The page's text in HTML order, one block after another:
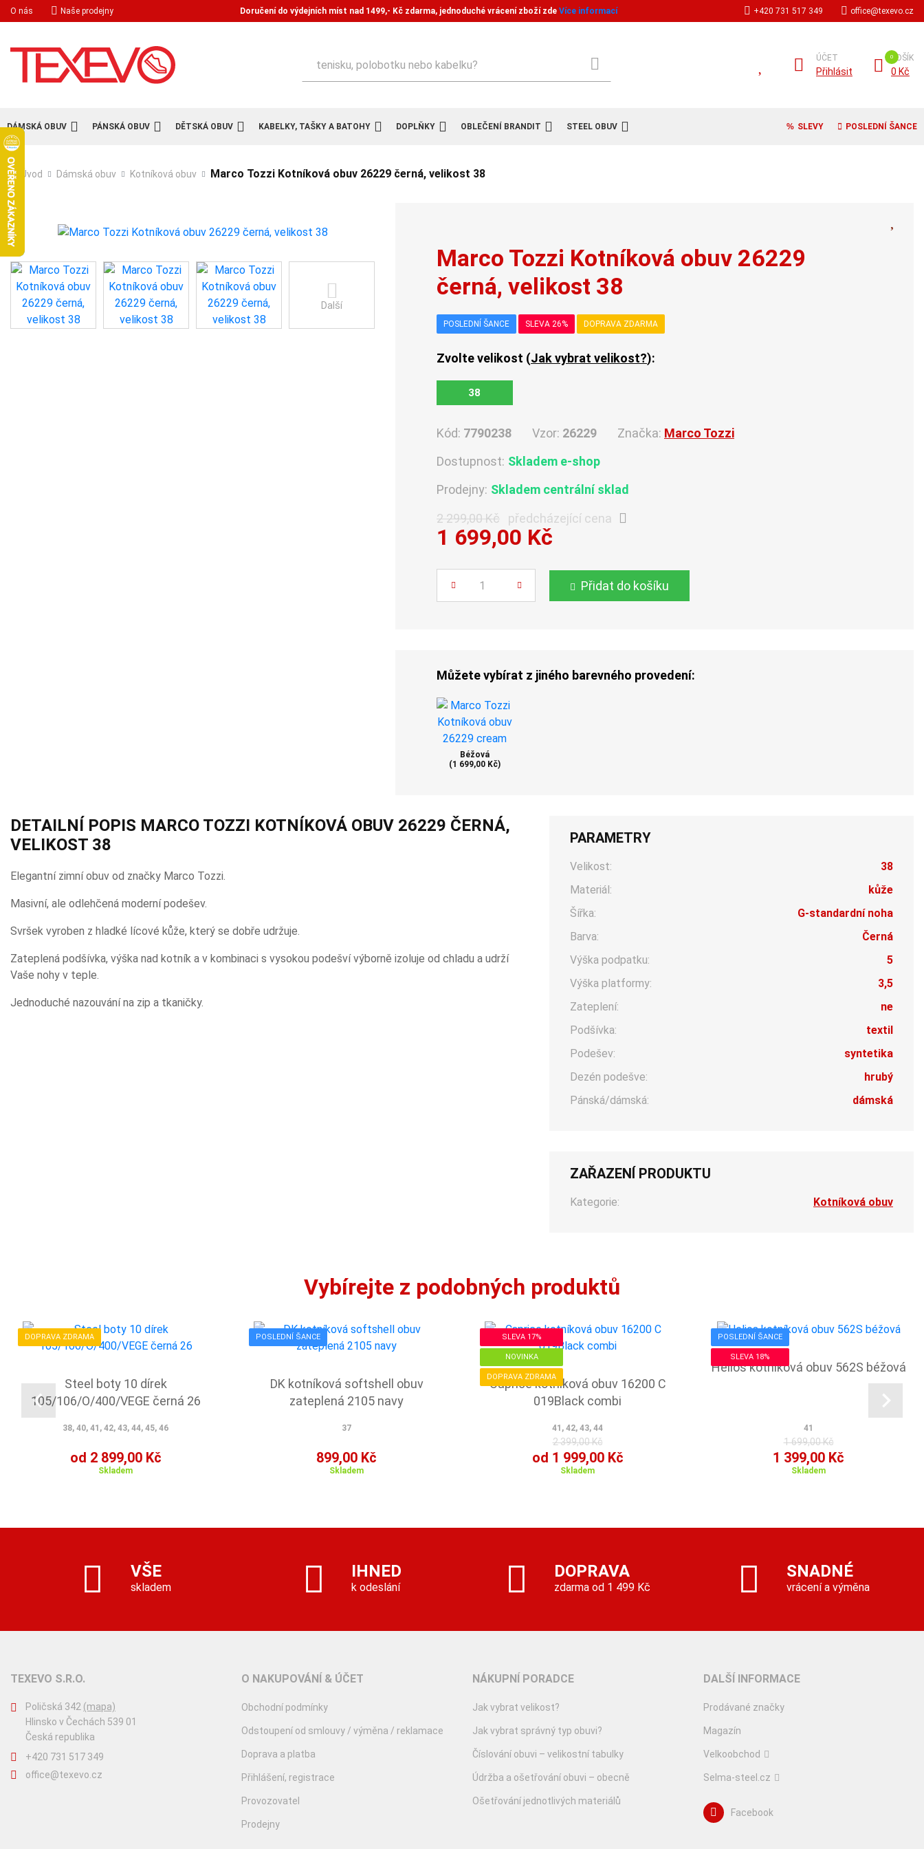
O nás Naše prodejny Doručení do výdejních míst nad 1499,- Kč zdarma, jednoduché vrácení zboží zde Více informací +420 731 517 349 office@texevo.cz
ÚČET
Přihlásit
KOŠÍK
0 Kč
DÁMSKÁ OBUV PÁNSKÁ OBUV DĚTSKÁ OBUV KABELKY, TAŠKY A BATOHY DOPLŇKY OBLEČENÍ BRANDIT STEEL OBUV SLEVY POSLEDNÍ ŠANCE
Úvod Dámská obuv Kotníková obuv Marco Tozzi Kotníková obuv 26229 černá, velikost 38
Další
Marco Tozzi Kotníková obuv 26229
černá, velikost 38
POSLEDNÍ ŠANCE SLEVA 26% DOPRAVA ZDARMA
Zvolte velikost (Jak vybrat velikost?):
38
Kód: 7790238 Vzor: 26229 Značka: Marco Tozzi
Dostupnost: Skladem e-shop
Prodejny: Skladem centrální sklad
2 299,00 Kč předcházející cena
1 699,00 Kč
Přidat do košíku
Můžete vybírat z jiného barevného provedení:
Béžová
(1 699,00 Kč)
DETAILNÍ POPIS MARCO TOZZI KOTNÍKOVÁ OBUV 26229 ČERNÁ,
VELIKOST 38
Elegantní zimní obuv od značky Marco Tozzi.
Masivní, ale odlehčená moderní podešev.
Svršek vyroben z hladké lícové kůže, který se dobře udržuje.
Zateplená podšívka, výška nad kotník a v kombinaci s vysokou podešví výborně izoluje od chladu a udrží
Vaše nohy v teple.
Jednoduché nazouvání na zip a tkaničky.
PARAMETRY
Velikost:
38
Materiál:
kůže
Šířka:
G-standardní noha
Barva:
Černá
Výška podpatku:
5
Výška platformy:
3,5
Zateplení:
ne
Podšívka:
textil
Podešev:
syntetika
Dezén podešve:
hrubý
Pánská/dámská:
dámská
ZAŘAZENÍ PRODUKTU
Kategorie: Kotníková obuv
Vybírejte z podobných produktů
DOPRAVA ZDRAMA
Steel boty 10 dírek
105/106/O/400/VEGE černá 26
38, 40, 41, 42, 43, 44, 45, 46
od 2 899,00 Kč
Skladem
POSLEDNÍ ŠANCE
DK kotníková softshell obuv
zateplená 2105 navy
37
899,00 Kč
Skladem
SLEVA 17%
NOVINKA
DOPRAVA ZDRAMA
Caprice kotníková obuv 16200 C
019Black combi
41, 42, 43, 44
2 399,00 Kč
od 1 999,00 Kč
Skladem
POSLEDNÍ ŠANCE
SLEVA 18%
Helios kotníková obuv 562S béžová
41
1 699,00 Kč
1 399,00 Kč
Skladem
VŠE
skladem
IHNED
k odeslání
DOPRAVA
zdarma od 1 499 Kč
SNADNÉ
vrácení a výměna
TEXEVO S.R.O.
Poličská 342 (mapa)
Hlinsko v Čechách 539 01
Česká republika
+420 731 517 349
office@texevo.cz
O NAKUPOVÁNÍ & ÚČET
Obchodní podmínky
Odstoupení od smlouvy / výměna / reklamace
Doprava a platba
Přihlášení, registrace
Provozovatel
Prodejny
NÁKUPNÍ PORADCE
Jak vybrat velikost?
Jak vybrat správný typ obuvi?
Číslování obuvi – velikostní tabulky
Údržba a ošetřování obuvi – obecně
Ošetřování jednotlivých materiálů
DALŠÍ INFORMACE
Prodávané značky
Magazín
Velkoobchod
Selma-steel.cz
Facebook